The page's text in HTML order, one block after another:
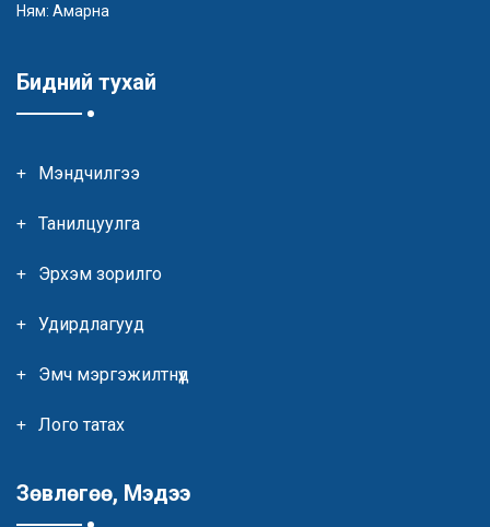
Ням: Амарна
Бидний тухай
Мэндчилгээ
Танилцуулга
Эрхэм зорилго
Удирдлагууд
Эмч мэргэжилтнүүд
Лого татах
Зөвлөгөө, Мэдээ